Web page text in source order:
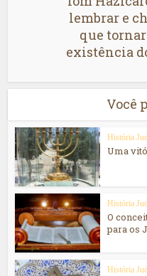
lembrar e
que
existência
Você
História
Uma
História
O
para os
História